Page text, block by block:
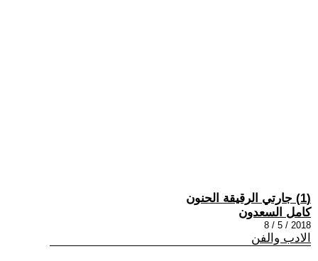
(1) جارتي الرقيقة الحنون
كامل السعدون
2018 / 5 / 8
الادب والفن